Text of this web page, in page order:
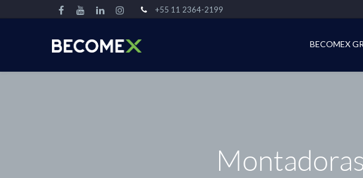
+55 11 2364-2199
BECOMEX